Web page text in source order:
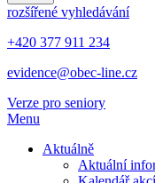
rozšířené vyhledávání
+420 377 911 234
evidence@obec-line.cz
Verze pro seniory
Menu
Aktuálně
Aktuální